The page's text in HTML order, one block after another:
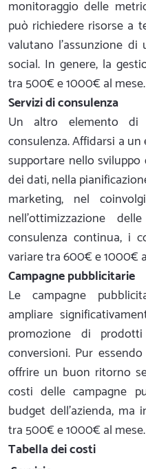
monitoraggio delle
può richiedere risorse a
valutano l’assunzione
social. In genere, la
tra 500€ e 1000€ al mese.
Servizi di consulenza
Un altro elemento
consulenza. Affidarsi a
supportare nello sviluppo
dei dati, nella
marketing, nel
nell’ottimizzazione
consulenza continua, i
variare tra 600€ e 1000€
Campagne pubblicitarie
Le campagne
ampliare
promozione di
conversioni. Pur
offrire un buon ritorno
costi delle campagne
budget dell’azienda, ma
tra 500€ e 1000€ al mese.
Tabella dei costi